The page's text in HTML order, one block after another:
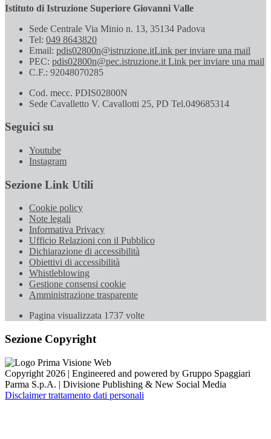
Istituto di Istruzione Superiore Giovanni Valle
Sede Centrale Via Minio n. 13, 35134 Padova
Tel: 049 8643820
Email: pdis02800n@istruzione.itLink per inviare una mail
PEC: pdis02800n@pec.istruzione.it Link per inviare una mail
C.F.: 92048070285
Cod. mecc. PDIS02800N
Sede Cavalletto V. Cavallotti 25, PD Tel.049685314
Seguici su
Youtube
Instagram
Sezione Link Utili
Cookie policy
Note legali
Informativa Privacy
Ufficio Relazioni con il Pubblico
Dichiarazione di accessibilità
Obiettivi di accessibilità
Whistleblowing
Gestione consensi cookie
Amministrazione trasparente
Pagina visualizzata 1737 volte
Sezione Copyright
Copyright 2026 | Engineered and powered by Gruppo Spaggiari
Parma S.p.A. | Divisione Publishing & New Social Media
Disclaimer trattamento dati personali